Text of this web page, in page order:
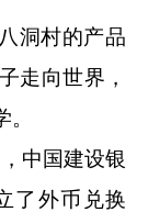
洞村的产品
走向世界，
中国建设银
了外币兑换